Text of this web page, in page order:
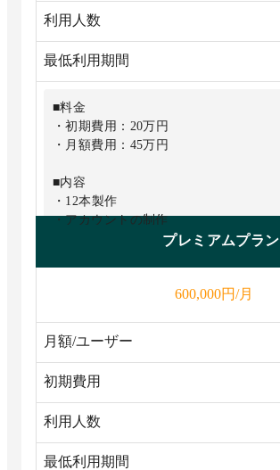
利用人数
最低利用期間
■料金
・初期費用：20万円
・月額費用：45万円
■内容
・12本製作
・アカウントの制作
・1万フォロワー保証
プレミアムプラン
600,000円/月
月額/ユーザー
初期費用
利用人数
最低利用期間